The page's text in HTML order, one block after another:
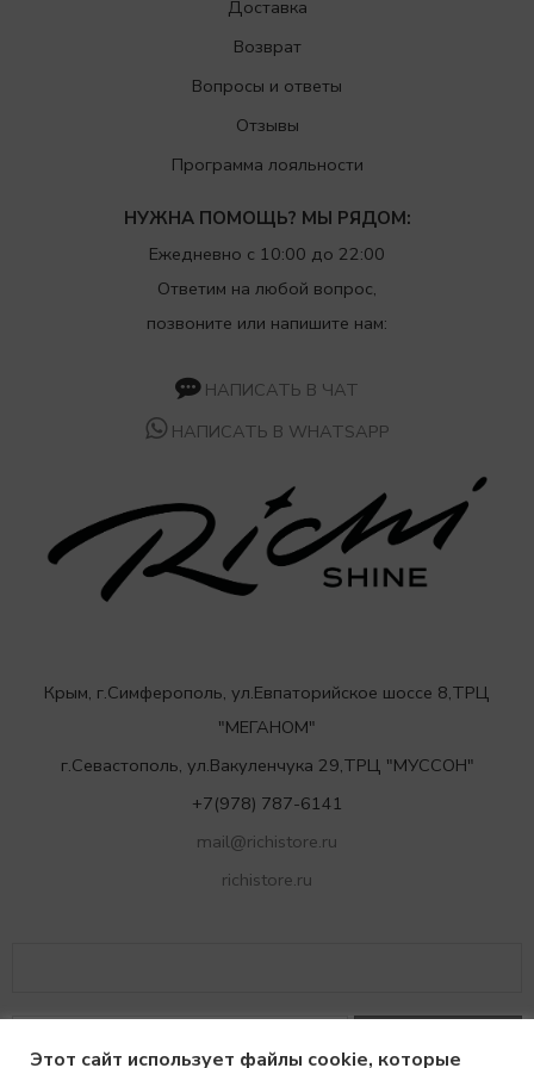
Доставка
Возврат
Вопросы и ответы
Отзывы
Программа лояльности
НУЖНА ПОМОЩЬ? МЫ РЯДОМ:
Ежедневно с 10:00 до 22:00
Ответим на любой вопрос,
позвоните или напишите нам:
НАПИСАТЬ В ЧАТ
НАПИСАТЬ В WHATSAPP
Крым, г.Симферополь, ул.Евпаторийское шоссе 8,ТРЦ
"МЕГАНОМ"
г.Севастополь, ул.Вакуленчука 29,ТРЦ "МУССОН"
+7(978) 787-6141
mail@richistore.ru
richistore.ru
Этот сайт использует файлы cookie, которые